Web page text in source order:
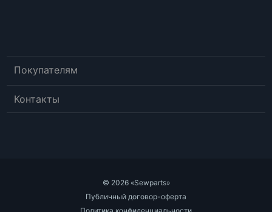
Покупателям
Контакты
© 2026 «Sewparts»
Публичный договор-оферта